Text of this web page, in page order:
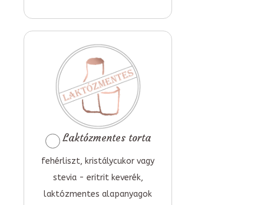
Laktózmentes torta
fehérliszt, kristálycukor vagy
stevia - eritrit keverék,
laktózmentes alapanyagok